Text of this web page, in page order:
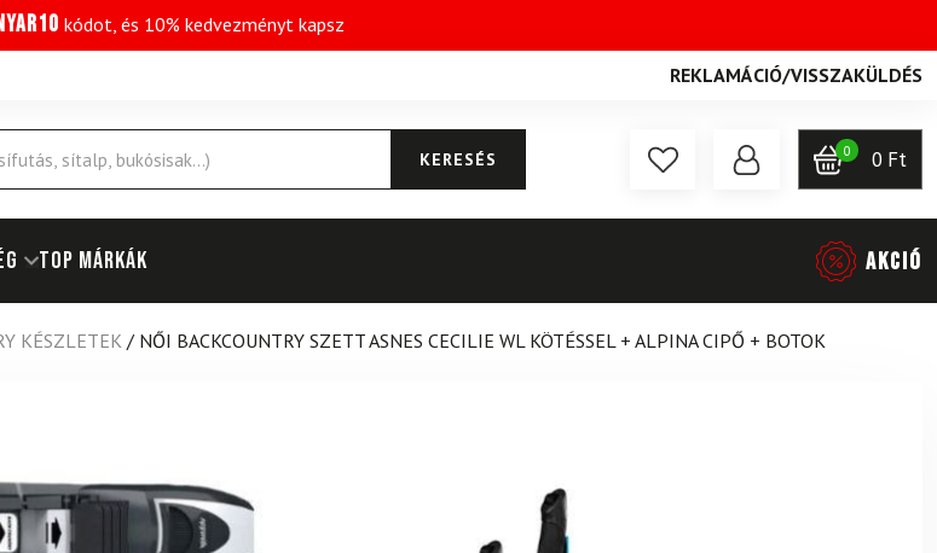
kódot, és 10% kedvezményt kapsz
REKLAMÁCIÓ/VISSZAKÜLDÉS
KERESÉS 0 0 Ft
Top márkák AKCIÓ
KÉSZLETEK / NŐI BACKCOUNTRY SZETT ASNES CECILIE WL KÖTÉSSEL + ALPINA CIPŐ + BOTOK